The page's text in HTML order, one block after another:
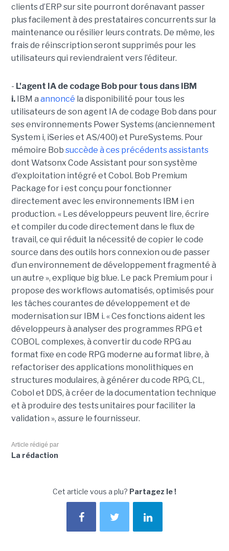
clients d’ERP sur site pourront dorénavant passer
plus facilement à des prestataires concurrents sur la
maintenance ou résilier leurs contrats. De même, les
frais de réinscription seront supprimés pour les
utilisateurs qui reviendraient vers l’éditeur.
- L'agent IA de codage Bob pour tous dans IBM
i.IBM a annoncé la disponibilité pour tous les
utilisateurs de son agent IA de codage Bob dans pour
ses environnements Power Systems (anciennement
System i, iSeries et AS/400) et PureSystems. Pour
mémoire Bob succède à ces précédents assistants
dont Watsonx Code Assistant pour son système
d'exploitation intégré et Cobol. Bob Premium
Package for i est conçu pour fonctionner
directement avec les environnements IBM i en
production. « Les développeurs peuvent lire, écrire
et compiler du code directement dans le flux de
travail, ce qui réduit la nécessité de copier le code
source dans des outils hors connexion ou de passer
d’un environnement de développement fragmenté à
un autre », explique big blue. Le pack Premium pour i
propose des workflows automatisés, optimisés pour
les tâches courantes de développement et de
modernisation sur IBM i. « Ces fonctions aident les
développeurs à analyser des programmes RPG et
COBOL complexes, à convertir du code RPG au
format fixe en code RPG moderne au format libre, à
refactoriser des applications monolithiques en
structures modulaires, à générer du code RPG, CL,
Cobol et DDS, à créer de la documentation technique
et à produire des tests unitaires pour faciliter la
validation », assure le fournisseur.
Article rédigé par
La rédaction
Cet article vous a plu? Partagez le !